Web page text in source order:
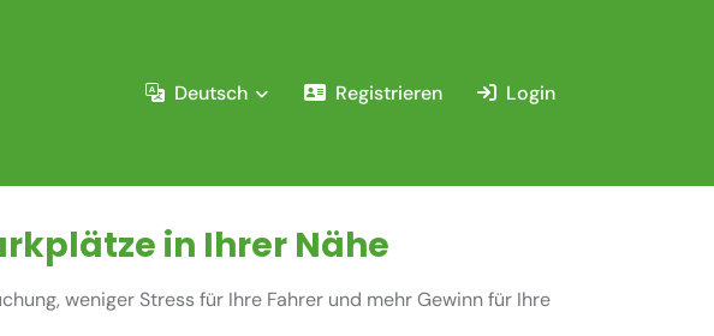
Deutsch Registrieren Login
in Ihrer Nähe
weniger Stress für Ihre Fahrer und mehr Gewinn für Ihre